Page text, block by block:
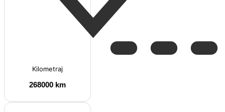
Kilometraj
268000 km